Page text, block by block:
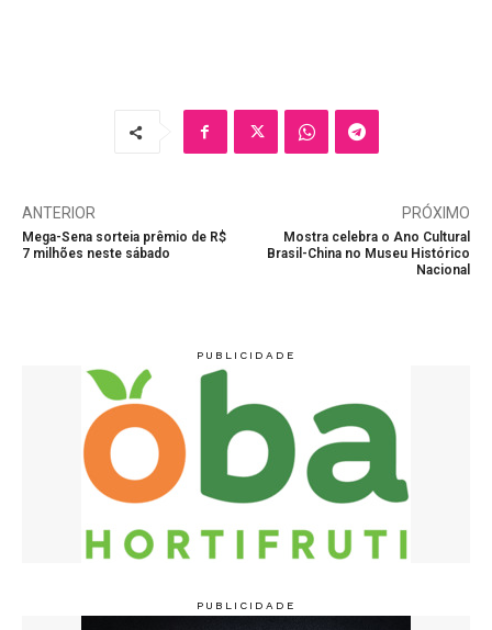
ANTERIOR
Mega-Sena sorteia prêmio de R$
7 milhões neste sábado
PRÓXIMO
Mostra celebra o Ano Cultural
Brasil-China no Museu Histórico
Nacional